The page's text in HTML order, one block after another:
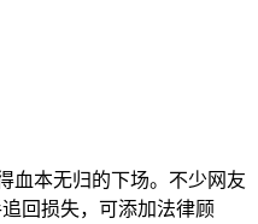
血本无归的下场。不少网友
回损失，可添加法律顾